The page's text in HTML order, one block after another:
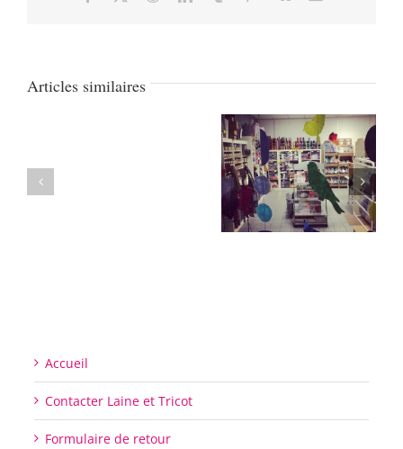
Articles similaires
Accueil
Contacter Laine et Tricot
Formulaire de retour